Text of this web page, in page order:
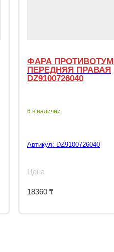
ФАРА
ПЕРЕДНЯЯ ПРАВАЯ
DZ9100726040
6 в наличии
Артикул: DZ9100726040
Цена
18360 ₸